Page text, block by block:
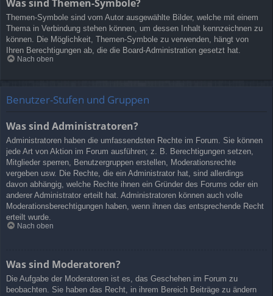
Was sind Themen-Symbole?
Themen-Symbole sind vom Autor ausgewählte Bilder, welche mit einem
Thema in Verbindung stehen können, um dessen Inhalt kennzeichnen zu
können. Die Möglichkeit, Themen-Symbole zu verwenden, hängt von
Ihren Berechtigungen ab, die die Board-Administration gesetzt hat.
Nach oben
Benutzer-Stufen und Gruppen
Was sind Administratoren?
Administratoren haben die umfassendsten Rechte im Forum. Sie können
jede Art von Aktion im Forum ausführen; z. B. Berechtigungen setzen,
Mitglieder sperren, Benutzergruppen erstellen, Moderationsrechte
vergeben usw. Die Rechte, die ein Administrator hat, sind allerdings
davon abhängig, welche Rechte ihnen ein Gründer des Forums oder ein
anderer Administrator erteilt hat. Administratoren können auch volle
Moderationsberechtigungen haben, wenn ihnen das entsprechende Recht
erteilt wurde.
Nach oben
Was sind Moderatoren?
Die Aufgabe der Moderatoren ist es, das Geschehen im Forum zu
beobachten. Sie haben das Recht, in ihrem Bereich Beiträge zu ändern